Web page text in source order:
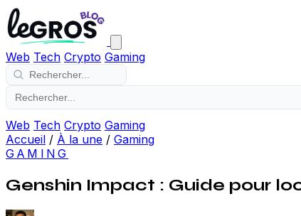
Web Tech Crypto Gaming
Web Tech Crypto Gaming
Accueil / À la une / Gaming
GAMING
Genshin Impact : Guide pour